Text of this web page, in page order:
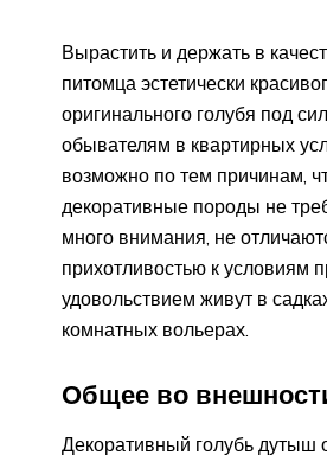
Вырастить и держать в
питомца эстетически
оригинального голубя под
обывателям в квартирных
возможно по тем причинам,
декоративные породы не
много внимания, не
прихотливостью к условиям
удовольствием живут в
комнатных вольерах.
Общее во
Декоративный голубь дутыш